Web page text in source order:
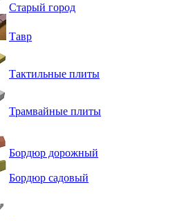
Старый город
Тавр
Тактильные плиты
Трамвайные плиты
Бордюр дорожный
Бордюр садовый